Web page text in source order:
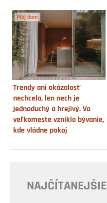
Môj dom
Trendy ani okázalosť
nechcela, len nech je
jednoduchý a hrejivý. Vo
veľkomeste vzniklo bývanie,
kde vládne pokoj
NAJČÍTANEJŠIE